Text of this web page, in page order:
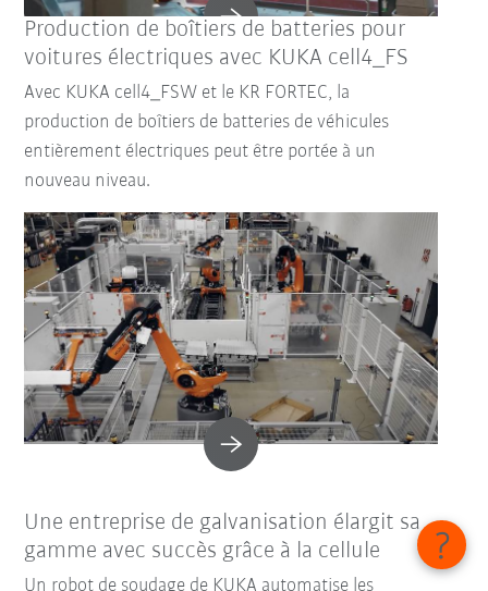
Production de boîtiers de batteries pour
voitures électriques avec KUKA cell4_FS
Avec KUKA cell4_FSW et le KR FORTEC, la
production de boîtiers de batteries de véhicules
entièrement électriques peut être portée à un
nouveau niveau.
Une entreprise de galvanisation élargit sa
gamme avec succès grâce à la cellule
Un robot de soudage de KUKA automatise les